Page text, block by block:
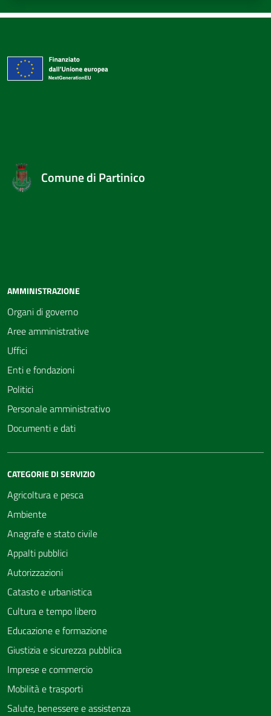
Comune di Partinico
AMMINISTRAZIONE
Organi di governo
Aree amministrative
Uffici
Enti e fondazioni
Politici
Personale amministrativo
Documenti e dati
CATEGORIE DI SERVIZIO
Agricoltura e pesca
Ambiente
Anagrafe e stato civile
Appalti pubblici
Autorizzazioni
Catasto e urbanistica
Cultura e tempo libero
Educazione e formazione
Giustizia e sicurezza pubblica
Imprese e commercio
Mobilità e trasporti
Salute, benessere e assistenza